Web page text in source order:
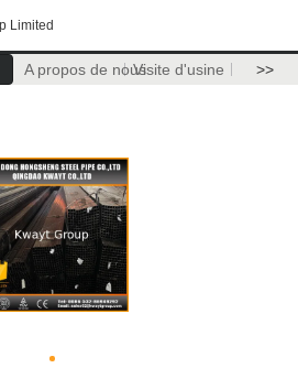
Limited
A propos de nousVisite d'usine >>